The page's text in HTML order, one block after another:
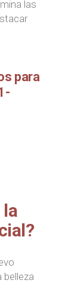
las
para
la